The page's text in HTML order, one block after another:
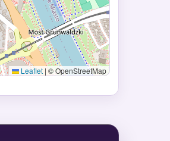
Leaflet | © OpenStreetMap